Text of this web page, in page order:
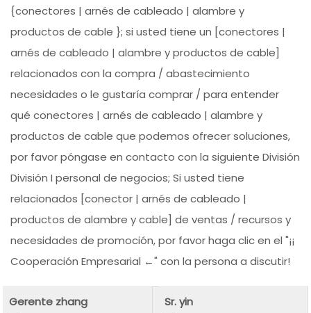
{conectores | arnés de cableado | alambre y
productos de cable }; si usted tiene un [conectores |
arnés de cableado | alambre y productos de cable]
relacionados con la compra / abastecimiento
necesidades o le gustaría comprar / para entender
qué conectores | arnés de cableado | alambre y
productos de cable que podemos ofrecer soluciones,
por favor póngase en contacto con la siguiente División
División I personal de negocios; Si usted tiene
relacionados [conector | arnés de cableado |
productos de alambre y cable] de ventas / recursos y
necesidades de promoción, por favor haga clic en el "¡¡
Cooperación Empresarial ←" con la persona a discutir!
Gerente zhang
Sr. yin